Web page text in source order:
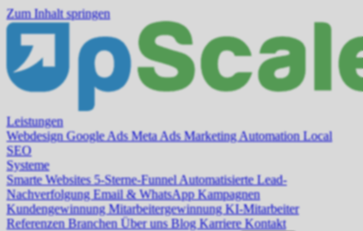
Zum Inhalt springen
Leistungen
WebdesignGoogle Ads Meta Ads Marketing Automation Local
SEO
Systeme
Smarte Websites5-Sterne-FunnelAutomatisierte Lead-
Nachverfolgung Email & WhatsApp Kampagnen
Kundengewinnung Mitarbeitergewinnung KI-Mitarbeiter
Referenzen Branchen Über uns Blog Karriere Kontakt